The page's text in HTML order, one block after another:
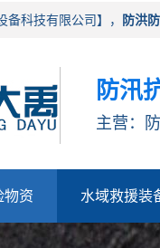
科技有限公司】， 防洪
防汛
主营：
物资 水域救援装